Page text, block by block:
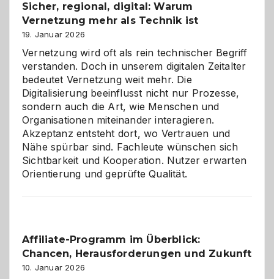
ein
dreifaches
Alaaf!
Sicher, regional, digital: Warum
Vernetzung mehr als Technik ist
19. Januar 2026
Vernetzung wird oft als rein technischer Begriff
verstanden. Doch in unserem digitalen Zeitalter
bedeutet Vernetzung weit mehr. Die
Digitalisierung beeinflusst nicht nur Prozesse,
sondern auch die Art, wie Menschen und
Organisationen miteinander interagieren.
Akzeptanz entsteht dort, wo Vertrauen und
Nähe spürbar sind. Fachleute wünschen sich
Sichtbarkeit und Kooperation. Nutzer erwarten
Orientierung und geprüfte Qualität.
Affiliate-Programm im Überblick:
Chancen, Herausforderungen und Zukunft
10. Januar 2026